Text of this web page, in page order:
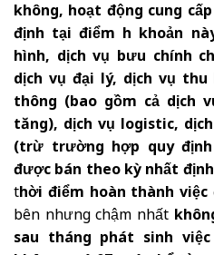
không, hoạt động cung
định tại điểm h khoản
hình, dịch vụ bưu chính
dịch vụ đại lý, dịch vụ
thông (bao gồm cả dịch
tăng), dịch vụ logistic,
(trừ trường hợp quy
được bán theo kỳ nhất định
thời điểm hoàn thành
bên nhưng chậm nhất
sau tháng phát sinh